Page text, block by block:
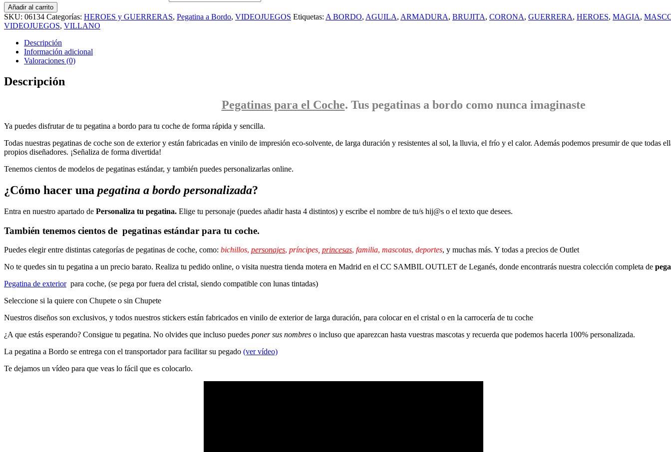
Añadir al carrito
SKU: 06134 Categorías: HEROES y GUERRERAS, Pegatina a Bordo, VIDEOJUEGOS Etiquetas: A BORDO, AGUILA, ARMADURA, BRUJITA, CORONA, GUERRERA, HEROES, MAGIA,
VIDEOJUEGOS, VILLANO
Descripción
Información adicional
Valoraciones (0)
Descripción
Pegatinaspara el Coche. Tus pegatinasa bordo como nunca imaginaste
Ya puedes disfrutar de tu pegatina a bordo para tu coche de forma rápida y sencilla.
Todas nuestras pegatinas de coche son de exterior y están fabricadas en vinilo de impresión eco-solvente, de larga duración y resistentes al sol, la lluvia, el frío y el calor. Además podemos presumir de que todas
propios diseñadores. ¡Señaliza de forma divertida!
Tenemos cientos de modelos de pegatinas estándar, y también puedes personalizarlas online.
¿Cómo hacer una pegatina a bordo personalizada?
Entra en nuestro apartado de Personaliza tu pegatina. Elige tu personaje (puedes añadir hasta 4 distintos) y escribe el nombre de tu/s hij@s o el texto que desees.
También tenemos cientos de pegatinas estándar para tu coche.
Puedes elegir entre distintas categorías de pegatinas de coche, como: bichillos, personajes, príncipes, princesas, familia, mascotas, deportes, y muchas más. Y todas a precios de Outlet
No te quedes sin tu pegatina a un precio barato. Realiza tu pedido online, o visita nuestra tienda motera en Madrid en el CC SAMBIL OUTLET de Leganés, donde encontrarás nuestra colección completa de
Pegatina de exteriorpara coche, (se pega por fuera del cristal, siendo compatible con lunas tintadas)
Seleccione si la quiere con Chupete o sin Chupete
Nuestros diseños son exclusivos, y todos nuestros stickers están fabricados en vinilo de exterior de larga duración, para colocar en el cristal o en la carrocería de tu coche
¿A que estás esperando? Consigue tu pegatina. No olvides que incluso puedes poner sus nombres o incluso que aparezcan hasta vuestras mascotas y recuerda que podemos hacerla 100% personalizada.
La pegatina a Bordo se entrega con el transportador para facilitar su pegado (ver vídeo)
Te dejamos un vídeo para que veas lo fácil que es colocarlo.